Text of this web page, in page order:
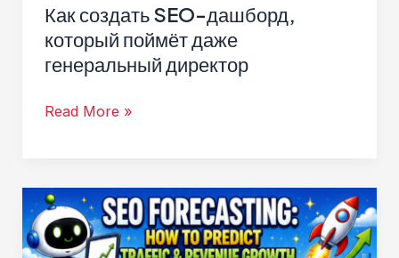
Как создать SEO-дашборд,
который поймёт даже
генеральный директор
Как
дашборд,
который
поймёт
Read More »